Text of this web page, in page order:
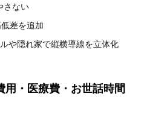
さない
差を追加
や隠れ家で縦横導線を立体化
用・医療費・お世話時間